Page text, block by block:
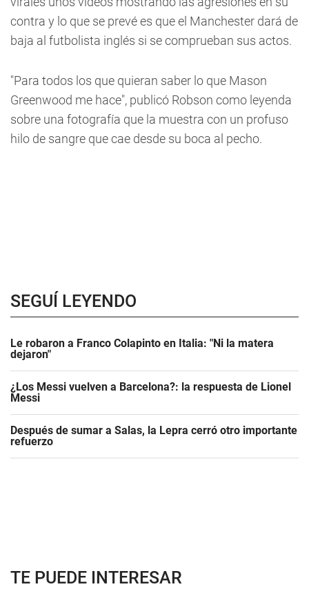
contra y lo que se prevé es que el Manchester dará de
baja al futbolista inglés si se comprueban sus actos.
"Para todos los que quieran saber lo que Mason
Greenwood me hace", publicó Robson como leyenda
sobre una fotografía que la muestra con un profuso
hilo de sangre que cae desde su boca al pecho.
SEGUÍ LEYENDO
Le robaron a Franco Colapinto en Italia: "Ni la matera
dejaron"
¿Los Messi vuelven a Barcelona?: la respuesta de Lionel
Messi
Después de sumar a Salas, la Lepra cerró otro importante
refuerzo
TE PUEDE INTERESAR